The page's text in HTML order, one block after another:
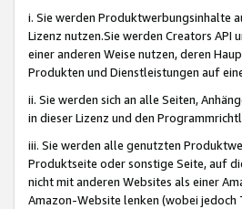
i. Sie werden Produktwerbungsinhalte
Lizenz nutzen.Sie werden Creators
einer anderen Weise nutzen, deren
Produkten und Dienstleistungen auf
ii. Sie werden sich an alle Seiten,
in dieser Lizenz und den
iii. Sie werden alle genutzten
Produktseite oder sonstige Seite, auf
nicht mit anderen Websites als einer
Amazon-Website lenken (wobei jedoch